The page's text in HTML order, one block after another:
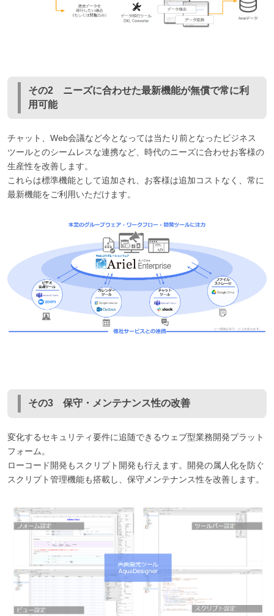
その2 ニーズに合わせた最新機能が無償で常に利
用可能
チャット、Web会議など今となっては当たり前となったビジネス
ツールとのシームレスな連携など、時代のニーズに合わせお客様の
生産性を改善します。
これらは標準機能として追加され、お客様は追加コストなく、常に
最新機能をご利用いただけます。
その3 保守・メンテナンス性の改善
変化するセキュリティ要件に追随できるウェブ型業務開発プラット
フォーム。
ローコード開発もスクリプト開発も行えます。開発の属人化を防ぐ
スクリプト管理機能も搭載し、保守メンテナンス性を改善します。